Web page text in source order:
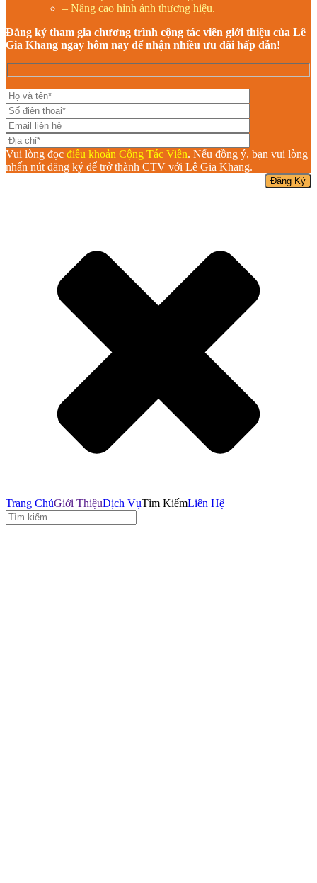
– Nâng cao hình ảnh thương hiệu.
Đăng ký tham gia chương trình cộng tác viên giới thiệu của Lê
Gia Khang ngay hôm nay để nhận nhiều ưu đãi hấp dẫn!
Vui lòng đọc điều khoản Cộng Tác Viên. Nếu đồng ý, bạn vui lòng
nhấn nút đăng ký để trở thành CTV với Lê Gia Khang.
Trang ChủGiới ThiệuDịch VụTìm KiếmLiên Hệ